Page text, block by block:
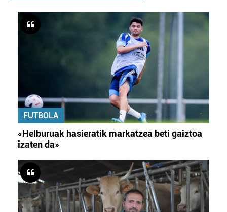
FUTBOLA
«Helburuak hasieratik markatzea beti gaiztoa
izaten da»